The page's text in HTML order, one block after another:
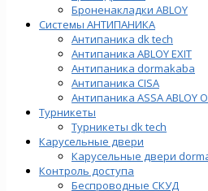
Броненакладки ABLOY
Системы АНТИПАНИКА
Антипаника dk tech
Антипаника ABLOY EXIT
Антипаника dormakaba
Антипаника СISA
Антипаника ASSA ABLOY
Турникеты
Турникеты dk tech
Карусельные двери
Карусельные двери
Контроль доступа
Беспроводные СКУД